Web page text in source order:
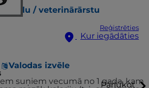
Reģistrēties
Kur iegādāties
Valodas izvēle
Pārlūkot
veikalu / veterinārārstu
suņiem vecumā no 1 gada, kam